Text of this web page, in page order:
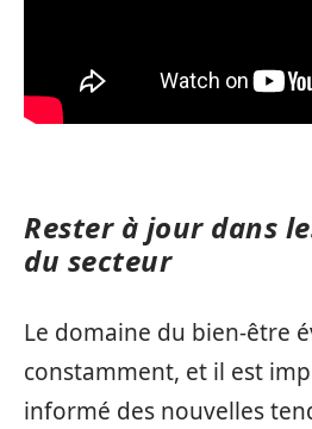
Rester à jour dans
du secteur
Le domaine du bien-être
constamment, et il est
informé des nouvelles